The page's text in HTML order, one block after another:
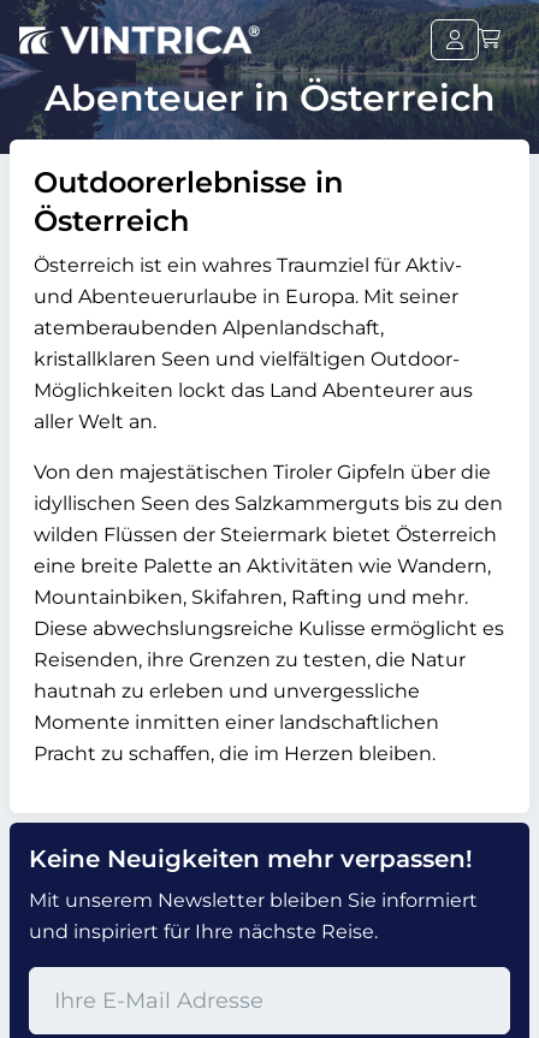
Abenteuer in Österreich
Outdoorerlebnisse in
Österreich
Österreich ist ein wahres Traumziel für Aktiv-
und Abenteuerurlaube in Europa. Mit seiner
atemberaubenden Alpenlandschaft,
kristallklaren Seen und vielfältigen Outdoor-
Möglichkeiten lockt das Land Abenteurer aus
aller Welt an.
Von den majestätischen Tiroler Gipfeln über die
idyllischen Seen des Salzkammerguts bis zu den
wilden Flüssen der Steiermark bietet Österreich
eine breite Palette an Aktivitäten wie Wandern,
Mountainbiken, Skifahren, Rafting und mehr.
Diese abwechslungsreiche Kulisse ermöglicht es
Reisenden, ihre Grenzen zu testen, die Natur
hautnah zu erleben und unvergessliche
Momente inmitten einer landschaftlichen
Pracht zu schaffen, die im Herzen bleiben.
Keine Neuigkeiten mehr verpassen!
Mit unserem Newsletter bleiben Sie informiert
und inspiriert für Ihre nächste Reise.